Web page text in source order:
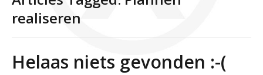
realiseren
Helaas niets gevonden :-(